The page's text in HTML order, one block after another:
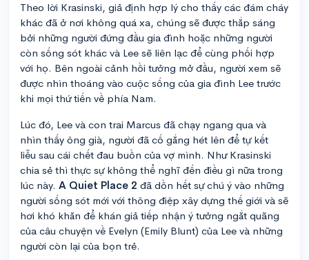
Theo lời Krasinski, giả định hợp lý cho thấy các đám cháy
khác đã ở nơi không quá xa, chúng sẽ được thắp sáng
bởi những người đứng đầu gia đình hoặc những người
còn sống sót khác và Lee sẽ liên lạc để cùng phối hợp
với họ. Bên ngoài cảnh hồi tưởng mở đầu, người xem sẽ
được nhìn thoáng vào cuộc sống của gia đình Lee trước
khi mọi thứ tiến về phía Nam.
Lúc đó, Lee và con trai Marcus đã chạy ngang qua và
nhìn thấy ông già, người đã cố gắng hét lên để tự kết
liễu sau cái chết đau buồn của vợ mình. Như Krasinski
chia sẻ thì thực sự không thể nghĩ đến điều gì nữa trong
lúc này. A Quiet Place 2 đã dồn hết sự chú ý vào những
người sống sót mới với thông điệp xây dựng thế giới và sẽ
hơi khó khăn để khán giả tiếp nhận ý tưởng ngắt quãng
của câu chuyện về Evelyn (Emily Blunt) của Lee và những
người còn lại của bọn trẻ.